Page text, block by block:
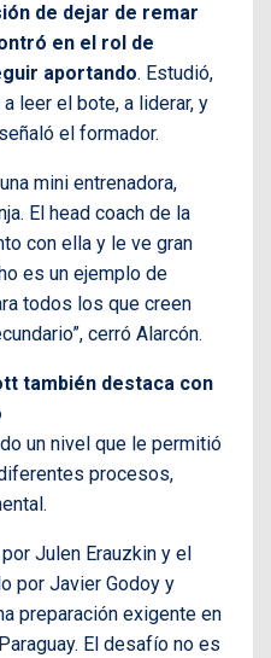
de dejar de remar
en el rol de
aportando. Estudió,
leer el bote, a liderar, y
el formador.
mini entrenadora,
El head coach de la
con ella y le ve gran
es un ejemplo de
todos los que creen
cerró Alarcón.
también destaca con
un nivel que le permitió
procesos,
Julen Erauzkin y el
por Javier Godoy y
preparación exigente en
El desafío no es